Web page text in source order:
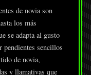
de novia son
los más
se adapta al gusto
pendientes sencillos
de novia,
y llamativas que